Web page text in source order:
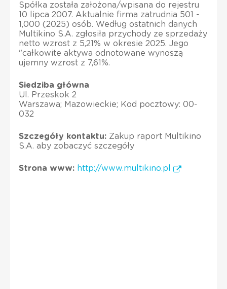
Spółka została założona/wpisana do rejestru
10 lipca 2007. Aktualnie firma zatrudnia 501 -
1,000 (2025) osób. Według ostatnich danych
Multikino S.A. zgłosiła przychody ze sprzedaży
netto wzrost z 5,21% w okresie 2025. Jego
"całkowite aktywa odnotowane wynoszą
ujemny wzrost z 7,61%.
Siedziba główna
Ul. Przeskok 2
Warszawa; Mazowieckie; Kod pocztowy: 00-
032
Szczegóły kontaktu: Zakup raport Multikino
S.A. aby zobaczyć szczegóły
Strona www: http://www.multikino.pl